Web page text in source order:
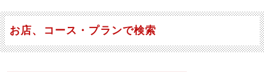
お店、コース・プランで検索